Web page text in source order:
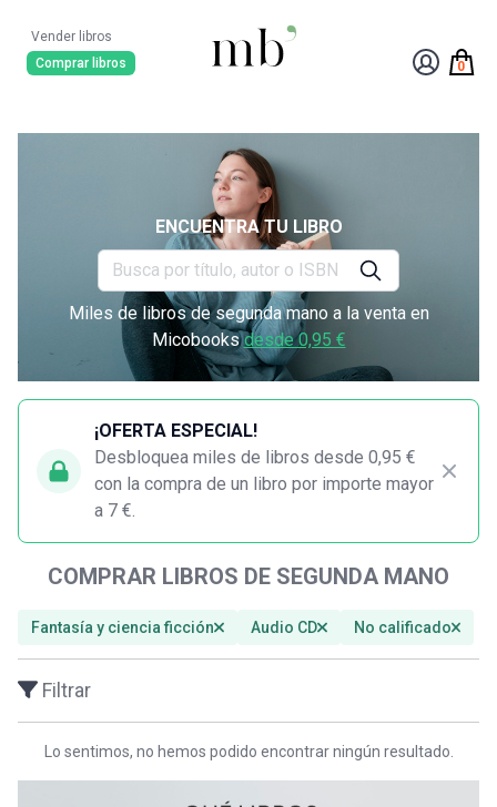
Vender libros
Comprar libros
0
ENCUENTRA TU LIBRO
Miles de libros de segunda mano a la venta en
Micobooksdesde 0,95 €
¡OFERTA ESPECIAL!
Desbloquea miles de libros desde 0,95 €
con la compra de un libro por importe mayor
a 7 €.
COMPRAR LIBROS DE SEGUNDA MANO
Fantasía y ciencia ficción Audio CD No calificado
Filtrar
Lo sentimos, no hemos podido encontrar ningún resultado.